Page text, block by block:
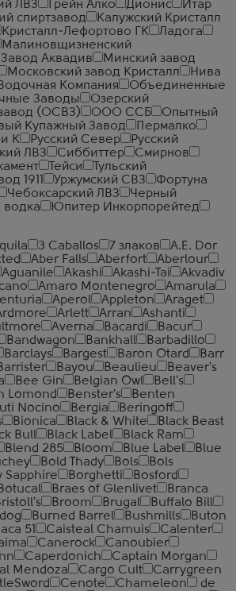
ЛВЗ Грейн Алко Дионис
Итар
спиртзавод
Калужский Кристалл
Кристалл-Лефортово ГК
Ладога
Малиновщизненский
Аквадив
Минский завод
Московский завод Кристалл
Нива
Компания
Объединенные
Заводы
Озерский
(ОСВЗ)
ООО ССБ
Опытный
Купажный Завод
Пермалко
К Русский Север
Русский
ЛВЗ Сиббиттер
Смирнов
Тейси
Тульский
1911
Уржумский СВЗ
Фортуна
Чебоксарский ЛВЗ
Черный
водка
Юпитер Инкорпорейтед
3 Caballos 7 злаков
A.E. Dor
Aber Falls Aberfort
Aberlour
Aguanile Akashi Akashi-Tai
Akvadiv
Amaro Montenegro
Amarula
Aperol Appleton
Araget
Arlett Arran
Ashanti
Averna Bacardi
Bacur
Bandwagon Bankhall
Barbadillo
Barclays Bargest Baron Otard
Barr
Bayou Beaulieu
Beaver's
Bee Gin Belgian Owl
Bell's
Lomond Benster's
Benten
Nocino Bergia
Beringoff
Bionica Black & White
Black Beast
Bull Black Label
Black Ram
Blend 285 Bloom Blue Label
Blue
Bold Thady Bols
Bols
Sapphire Borghetti
Bosford
Botucal Braes of Glenlivet
Branca
Broom Brugal
Buffalo Bill
Burned Barrel Bushmills
Buton
51 Caisteal Chamuis
Calenter
Canerock
Canoubier
Caperdonich
Captain Morgan
Mendoza Cargo Cult
Carrygreen
Cenote Chameleon
de